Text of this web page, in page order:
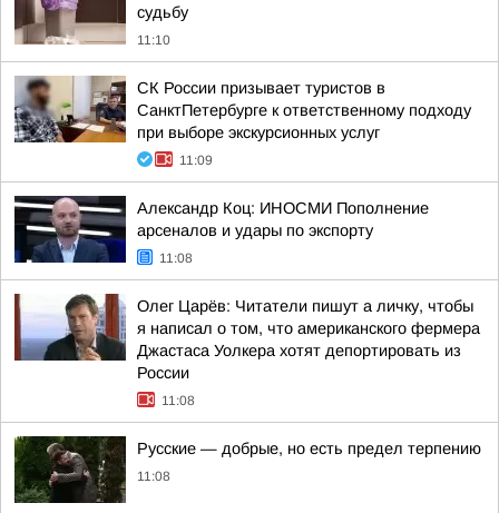
судьбу
11:10
СК России призывает туристов в
СанктПетербурге к ответственному подходу
при выборе экскурсионных услуг
11:09
Александр Коц: ИНОСМИ Пополнение
арсеналов и удары по экспорту
11:08
Олег Царёв: Читатели пишут а личку, чтобы
я написал о том, что американского фермера
Джастаса Уолкера хотят депортировать из
России
11:08
Русские — добрые, но есть предел терпению
11:08